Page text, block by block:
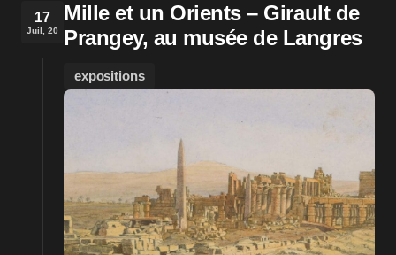
17
Juil, 20
Mille et un Orients – Girault de
Prangey, au musée de Langres
expositions